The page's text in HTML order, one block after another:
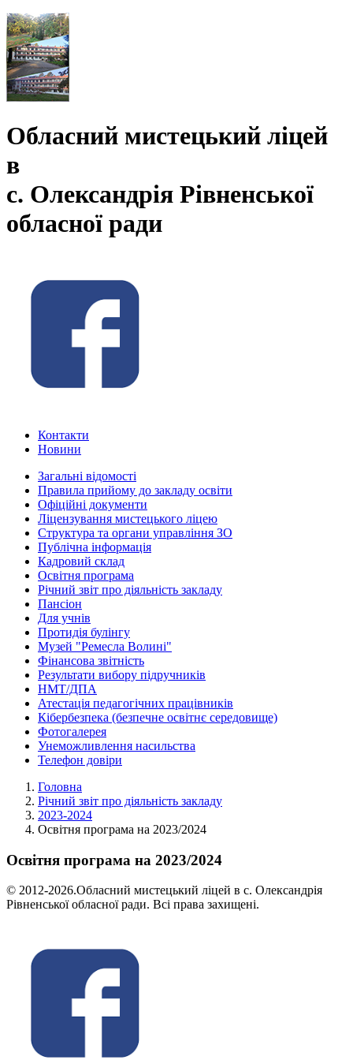
Обласний мистецький ліцей
в
с. Олександрія Рівненської
обласної ради
Контакти
Новини
Загальні відомості
Правила прийому до закладу освіти
Офіційні документи
Ліцензування мистецького ліцею
Структура та органи управління ЗО
Публічна інформація
Кадровий склад
Освітня програма
Річний звіт про діяльність закладу
Пансіон
Для учнів
Протидія булінгу
Музей "Ремесла Волині"
Фінансова звітність
Результати вибору підручників
НМТ/ДПА
Атестація педагогічних працівників
Кібербезпека (безпечне освітнє середовище)
Фотогалерея
Унеможливлення насильства
Телефон довіри
Головна
Річний звіт про діяльність закладу
2023-2024
Освітня програма на 2023/2024
Освітня програма на 2023/2024
© 2012-2026.Обласний мистецький ліцей в с. Олександрія
Рівненської обласної ради. Всі права захищені.